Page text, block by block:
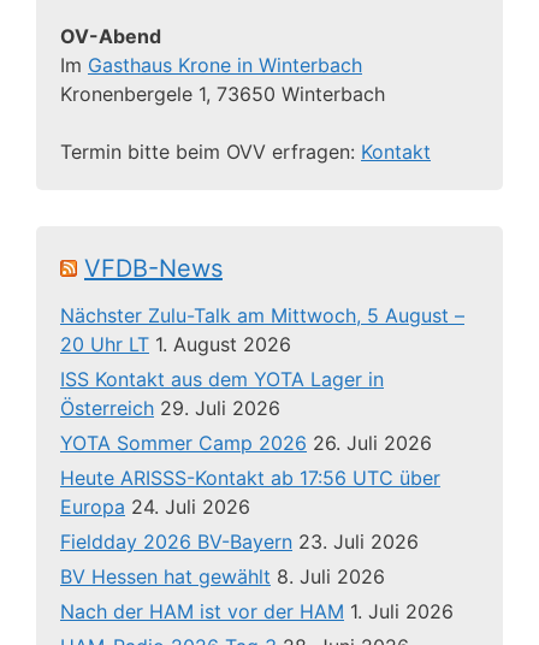
OV-Abend
Im Gasthaus Krone in Winterbach
Kronenbergele 1, 73650 Winterbach
Termin bitte beim OVV erfragen: Kontakt
VFDB-News
Nächster Zulu-Talk am Mittwoch, 5 August –
20 Uhr LT 1. August 2026
ISS Kontakt aus dem YOTA Lager in
Österreich 29. Juli 2026
YOTA Sommer Camp 2026 26. Juli 2026
Heute ARISSS-Kontakt ab 17:56 UTC über
Europa 24. Juli 2026
Fieldday 2026 BV-Bayern 23. Juli 2026
BV Hessen hat gewählt 8. Juli 2026
Nach der HAM ist vor der HAM 1. Juli 2026